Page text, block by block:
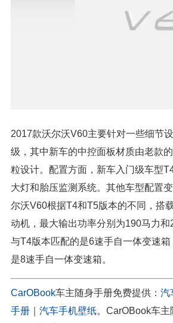
2017款沃尔沃V60主要针对一些细节
级，其中新车的中控面板材质由老款
粒设计。配置方面，新车入门级车型
大灯和胎压监测系统。其他车型配置
尔沃V60根据T4和T5版本的不同，搭
动机，最大输出功率分别为190马力
与T4版本匹配的是6速手自一体变速
是8速手自一体变速箱。
CarOBook车主随身手册免费提供： 汽
手册
汽车手机壁纸。CarOBook车主